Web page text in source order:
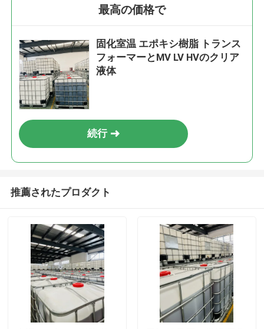
最高の価格で
固化室温 エポキシ樹脂 トランス
フォーマーとMV LV HVのクリア
液体
続行
推薦されたプロダクト